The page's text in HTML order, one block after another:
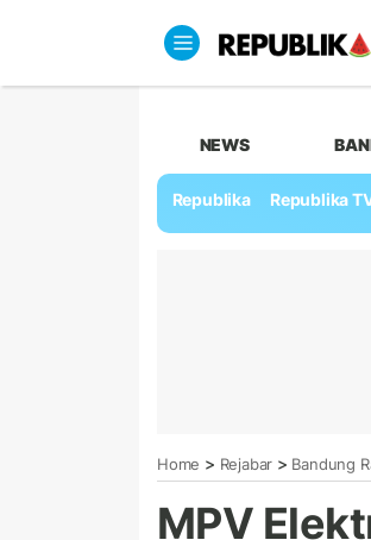
NEWS
Republika Republika
Home > Rejabar > Bandung
MPV